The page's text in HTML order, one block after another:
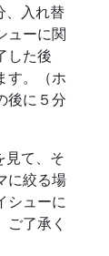
、入れ替
ューに関
した後
す。（ホ
後に５分
見て、そ
に絞る場
シューに
了承く